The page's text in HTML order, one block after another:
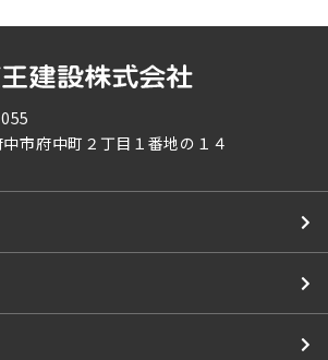
市府中町２丁目１番地の１４